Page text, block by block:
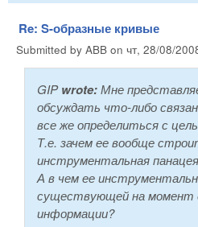
Re: S-образные кривые
Submitted by ABB on чт, 28/08/
GIPwrote:Мне
обсуждать что-либо
все же определиться с
Т.е. зачем ее вообще
инструментальная
А в чем ее
существующей на момент
информации?